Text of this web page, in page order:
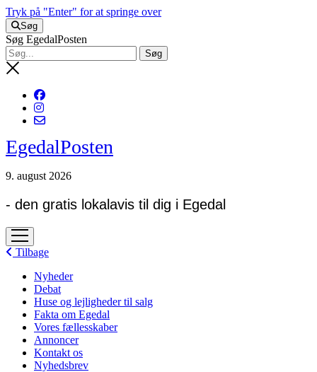
Tryk på "Enter" for at springe over
Søg
Søg EgedalPosten
EgedalPosten
9. august 2026
- den gratis lokalavis til dig i Egedal
open
menu
Tilbage
Nyheder
Debat
Huse og lejligheder til salg
Fakta om Egedal
Vores fællesskaber
Annoncer
Kontakt os
Nyhedsbrev